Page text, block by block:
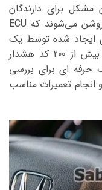
مشکل برای دارندگان
وسایل نقلیه است. این چراغ‌ها زمانی روشن می‌شوند که ECU
ایجاد شده توسط یک
سنسور را تشخیص دهد. از آنجایی که بیش از 200 کد هشدار
حرفه ای برای بررسی
انجام تعمیرات مناسب